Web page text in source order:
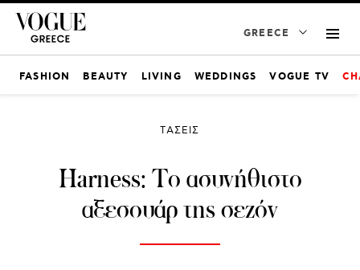
GREECE
FASHION BEAUTY LIVING WEDDINGS VOGUE TV
ΤΑΣΕΙΣ
Harness: Το ασυνήθιστο
αξεσουάρ της σεζόν